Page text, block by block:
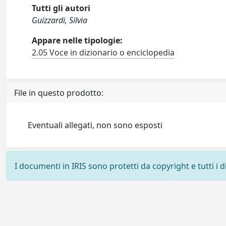
Tutti gli autori
Guizzardi, Silvia
Appare nelle tipologie:
2.05 Voce in dizionario o enciclopedia
File in questo prodotto:
Eventuali allegati, non sono esposti
I documenti in IRIS sono protetti da copyright e tutti i